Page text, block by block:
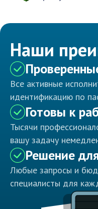
Наши
Все активные
идентификацию по
Готовы к
Тысячи
вашу задачу
Решение
Любые запросы и
специалисты для